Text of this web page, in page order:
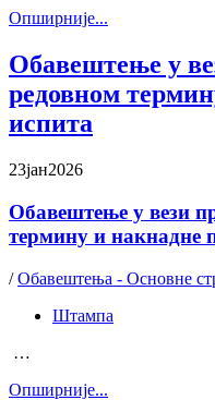
Oпширније...
Обавештење у
редовном
испита
23јан2026
Обавештење у вези
термину и накнадне
/Обавештења - Основне
Штампа
…
Oпширније...